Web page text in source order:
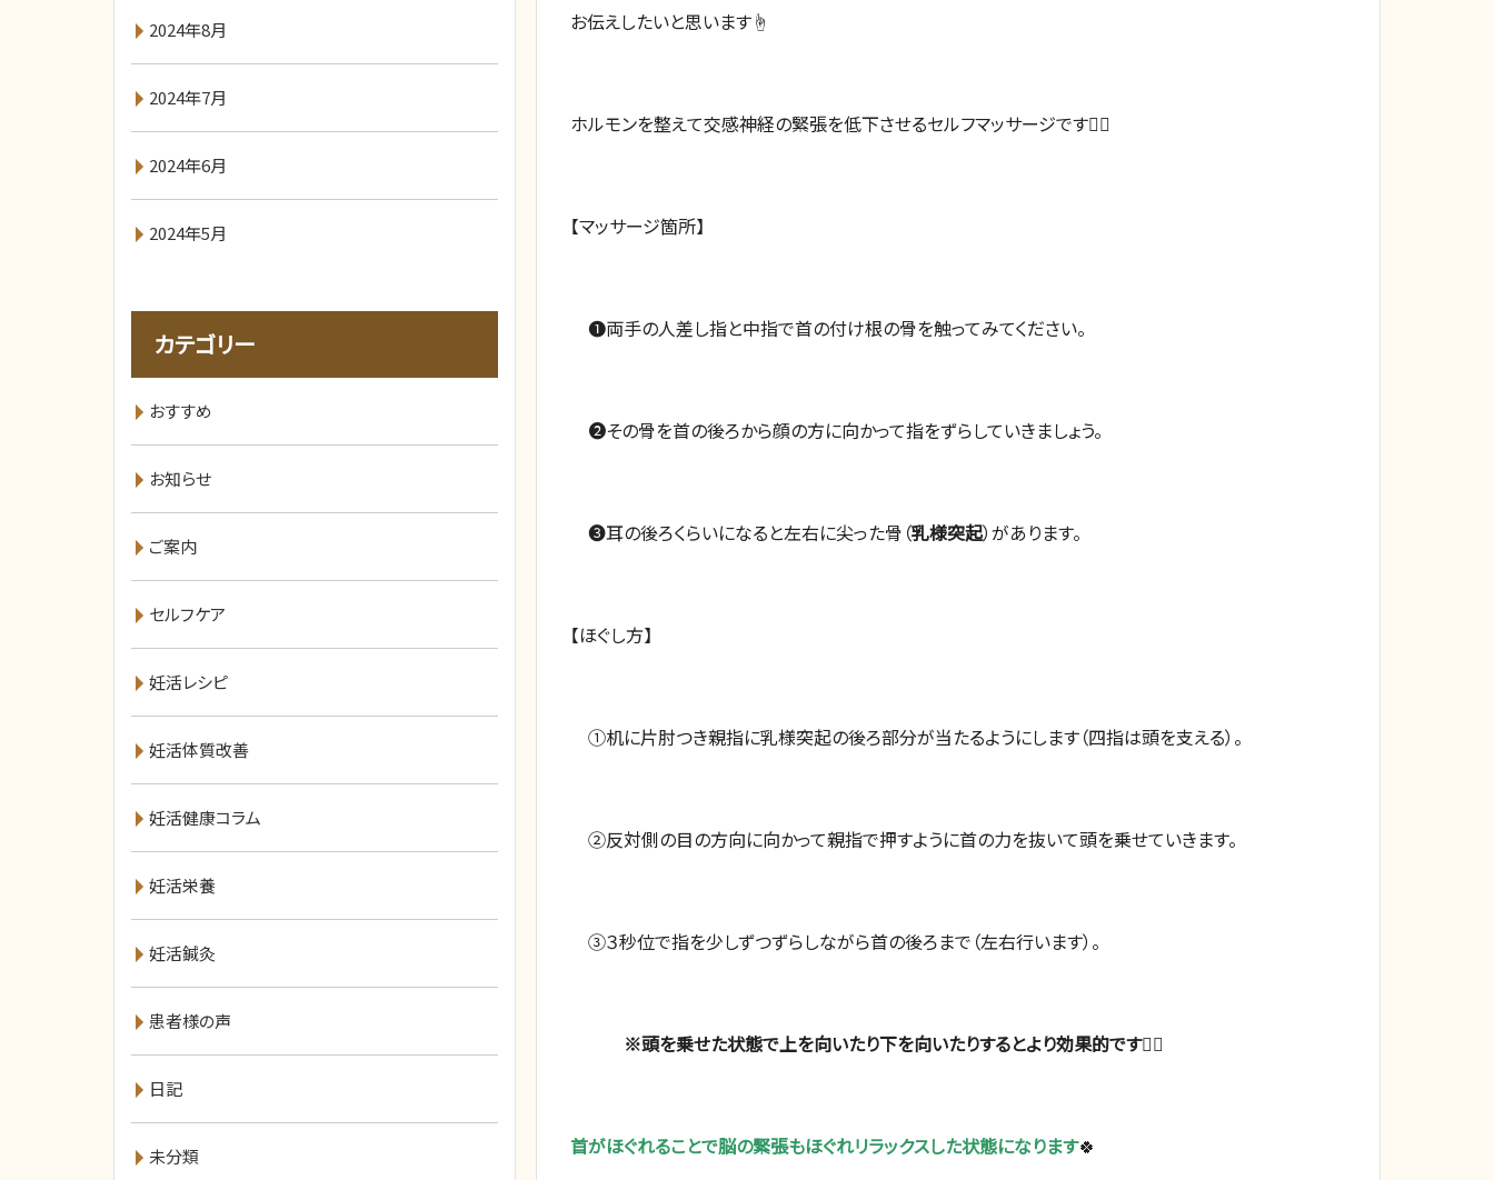
お伝えしたいと思います☝️
ホルモンを整えて交感神経の緊張を低下させるセルフマッサージです👍🏻
【マッサージ箇所】
❶両手の人差し指と中指で首の付け根の骨を触ってみてください。
❷その骨を首の後ろから顔の方に向かって指をずらしていきましょう。
❸耳の後ろくらいになると左右に尖った骨（乳様突起）があります。
【ほぐし方】
①机に片肘つき親指に乳様突起の後ろ部分が当たるようにします（四指は頭を支える）。
②反対側の目の方向に向かって親指で押すように首の力を抜いて頭を乗せていきます。
③３秒位で指を少しずつずらしながら首の後ろまで（左右行います）。
※頭を乗せた状態で上を向いたり下を向いたりするとより効果的です👍🏻
首がほぐれることで脳の緊張もほぐれリラックスした状態になります🍀
2024年8月
2024年7月
2024年6月
2024年5月
カテゴリー
おすすめ
お知らせ
ご案内
セルフケア
妊活レシピ
妊活体質改善
妊活健康コラム
妊活栄養
妊活鍼灸
患者様の声
日記
未分類